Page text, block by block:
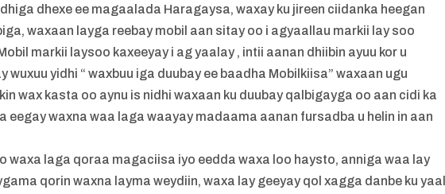
dhexe ee magaalada Haragaysa, waxay ku jireen ciidanka heegan
waxaan layga reebay mobil aan sitay oo i agyaallau markii lay soo
markii laysoo kaxeeyay i ag yaalay , intii aanan dhiibin ayuu kor u
wuxuu yidhi “ waxbuu iga duubay ee baadha Mobilkiisa” waxaan ugu
wax kasta oo aynu is nidhi waxaan ku duubay qalbigayga oo aan cidi ka
eegay waxna waa laga waayay madaama aanan fursadba u helin in aan
waxa laga qoraa magaciisa iyo eedda waxa loo haysto, anniga waa lay
qorin waxna layma weydiin, waxa lay geeyay qol xagga danbe ku yaal